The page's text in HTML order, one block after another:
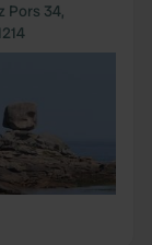
Pors 34,